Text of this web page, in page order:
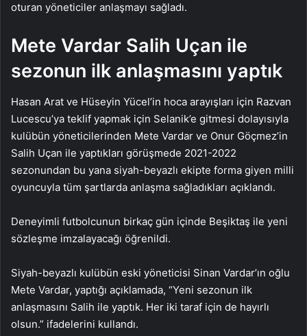
oturan yöneticiler anlaşmayı sağladı.
Mete Vardar Salih Uçan ile
sezonun ilk anlaşmasını yaptık
Hasan Arat ve Hüseyin Yücel’in hoca arayışları için Razvan
Lucescu’ya teklif yapmak için Selanik’e gitmesi dolayısıyla
kulübün yöneticilerinden Mete Vardar ve Onur Göçmez’in
Salih Uçan ile yaptıkları görüşmede 2021-2022
sezonundan bu yana siyah-beyazlı ekipte forma giyen milli
oyuncuyla tüm şartlarda anlaşma sağladıkları açıklandı.
Deneyimli futbolcunun birkaç gün içinde Beşiktaş ile yeni
sözleşme imzalayacağı öğrenildi.
Siyah-beyazlı kulübün eski yöneticisi Sinan Vardar’ın oğlu
Mete Vardar, yaptığı açıklamada, “Yeni sezonun ilk
anlaşmasını Salih ile yaptık. Her iki taraf için de hayırlı
olsun.” ifadelerini kullandı.